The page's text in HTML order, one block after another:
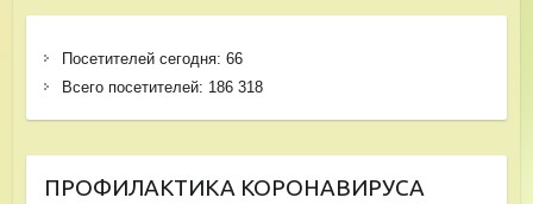
Посетителей сегодня: 66
Всего посетителей: 186 318
ПРОФИЛАКТИКА КОРОНАВИРУСА